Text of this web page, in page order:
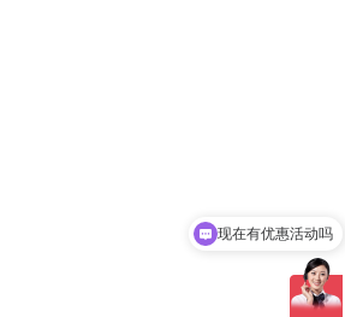
现在有优惠活动吗